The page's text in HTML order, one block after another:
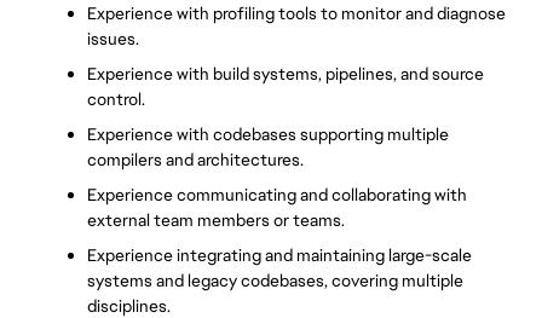
Experience with profiling tools to monitor and diagnose
issues.
Experience with build systems, pipelines, and source
control.
Experience with codebases supporting multiple
compilers and architectures.
Experience communicating and collaborating with
external team members or teams.
Experience integrating and maintaining large-scale
systems and legacy codebases, covering multiple
disciplines.